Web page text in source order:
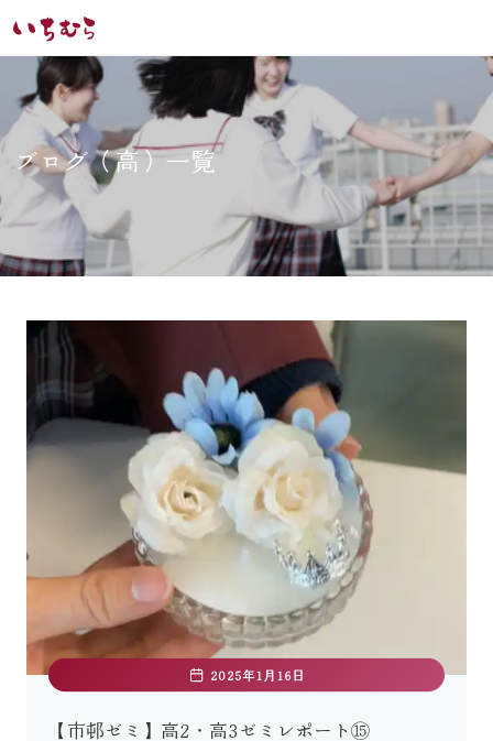
ブログ（高）一覧
2025年1月16日
【市邨ゼミ】高2・高3ゼミレポート⑮